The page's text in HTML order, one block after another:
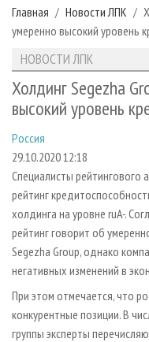
РУБРИКИ ЖУРНАЛА
ЛЕСОЗАГОТОВКА
ЛЕСОПИЛЕНИЕ
СУШКА ДРЕВЕСИНЫ
ПРОИЗВОДСТВО
ДЕРЕВЯННОЕ
ПРОИЗВОДСТВО
БИОЭНЕРГЕТИКА
ИНСТРУМЕНТ И
НОВОСТИ
НОВОСТИ ЛПК
НОВОСТИ ЖУРНАЛА
ПРОЕКТЫ ЛПИ
АНАЛИТИКА
ПРЕДПРИЯТИЯ ЛПК
ПЕРСОНЫ
МОБИЛЬНЫЕ
ОФИЦИАЛЬНЫЕ
ПРИОРИТЕТНЫЕ
RUSSIAN FORESTRY
БИБЛИОТЕКА
АРХИВ ЖУРНАЛОВ
О ЖУРНАЛЕ
КОНТАКТЫ
РЕКЛАМОДАТЕЛЯМ
РЕКЛАМА
РЕКЛАМА НА САЙТЕ
Главная Новости ЛПК
умеренно высокий уровень
НОВОСТИ ЛПК
Холдинг Segezha
высокий уровень
Россия
29.10.2020 12:18
Специалисты рейтингового
рейтинг
холдинга на уровне ruA-.
рейтинг говорит об
Segezha Group, однако
негативных изменений в
При этом отмечается, что
конкурентные позиции. В
группы эксперты